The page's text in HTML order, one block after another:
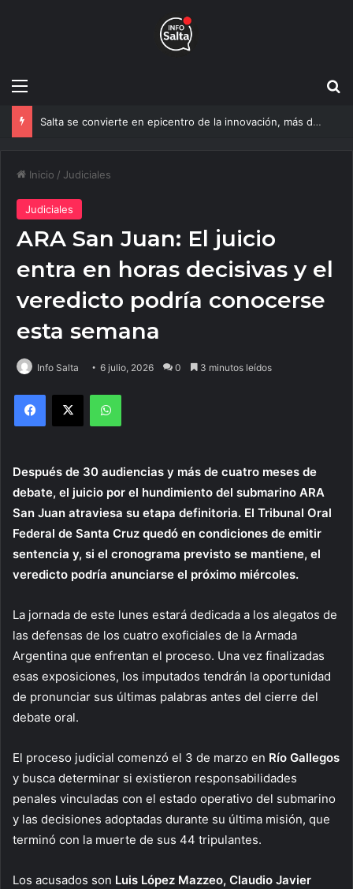
Menú
Salta se convierte en epicentro de la innovación, más de 600 personas ya participan del NOA Innova
Inicio / Judiciales
Judiciales
ARA San Juan: El juicio
entra en horas decisivas y el
veredicto podría conocerse
esta semana
Info Salta 6 julio, 2026 0 3 minutos leídos
Facebook
X WhatsApp
Después de 30 audiencias y más de cuatro meses de
debate, el juicio por el hundimiento del submarino ARA
San Juan atraviesa su etapa definitoria. El Tribunal Oral
Federal de Santa Cruz quedó en condiciones de emitir
sentencia y, si el cronograma previsto se mantiene, el
veredicto podría anunciarse el próximo miércoles.
La jornada de este lunes estará dedicada a los alegatos de
las defensas de los cuatro exoficiales de la Armada
Argentina que enfrentan el proceso. Una vez finalizadas
esas exposiciones, los imputados tendrán la oportunidad
de pronunciar sus últimas palabras antes del cierre del
debate oral.
El proceso judicial comenzó el 3 de marzo en Río Gallegos
y busca determinar si existieron responsabilidades
penales vinculadas con el estado operativo del submarino
y las decisiones adoptadas durante su última misión, que
terminó con la muerte de sus 44 tripulantes.
Los acusados son Luis López Mazzeo, Claudio Javier